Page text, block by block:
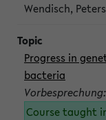
Wendisch,
Progress in
bacteria
Course taught